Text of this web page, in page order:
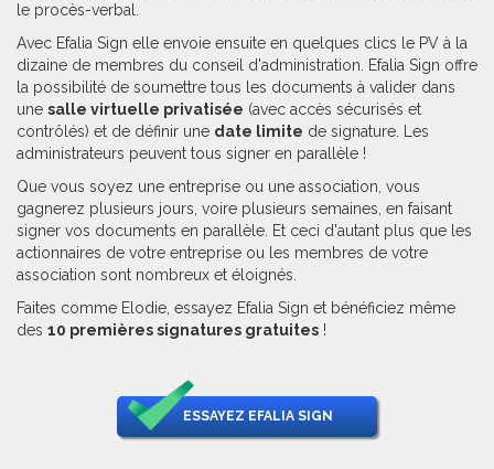
le procès-verbal.
Avec Efalia Sign elle envoie ensuite en quelques clics le PV à la
dizaine de membres du conseil d'administration. Efalia Sign offre
la possibilité de soumettre tous les documents à valider dans
une salle virtuelle privatisée (avec accès sécurisés et
contrôlés) et de définir une date limite de signature. Les
administrateurs peuvent tous signer en parallèle !
Que vous soyez une entreprise ou une association, vous
gagnerez plusieurs jours, voire plusieurs semaines, en faisant
signer vos documents en parallèle. Et ceci d'autant plus que les
actionnaires de votre entreprise ou les membres de votre
association sont nombreux et éloignés.
Faites comme Elodie, essayez Efalia Sign et bénéficiez même
des 10 premières signatures gratuites !
ESSAYEZ EFALIA SIGN